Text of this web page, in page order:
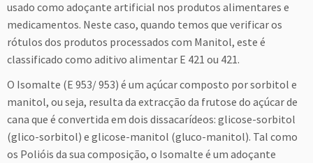
usado como adoçante artificial nos produtos alimentares e
medicamentos. Neste caso, quando temos que verificar os
rótulos dos produtos processados com Manitol, este é
classificado como aditivo alimentar E 421 ou 421.
O Isomalte (E 953/ 953) é um açúcar composto por sorbitol e
manitol, ou seja, resulta da extracção da frutose do açúcar de
cana que é convertida em dois dissacarídeos: glicose-sorbitol
(glico-sorbitol) e glicose-manitol (gluco-manitol). Tal como
os Polióis da sua composição, o Isomalte é um adoçante